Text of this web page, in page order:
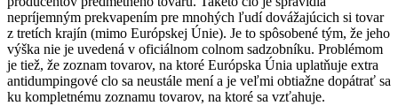
nepríjemným prekvapením pre mnohých ľudí dovážajúcich si tovar
z tretích krajín (mimo Európskej Únie). Je to spôsobené tým, že jeho
výška nie je uvedená v oficiálnom colnom sadzobníku. Problémom
je tiež, že zoznam tovarov, na ktoré Európska Únia uplatňuje extra
antidumpingové clo sa neustále mení a je veľmi obtiažne dopátrať sa
ku kompletnému zoznamu tovarov, na ktoré sa vzťahuje.